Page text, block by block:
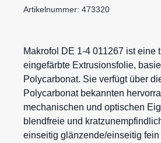
Artikelnummer: 473320
Makrofol DE 1-4 011267 ist eine
eingefärbte Extrusionsfolie,
Polycarbonat. Sie verfügt über
Polycarbonat bekannten
mechanischen und optischen
blendfreie und
einseitig glänzende/einseitig fein